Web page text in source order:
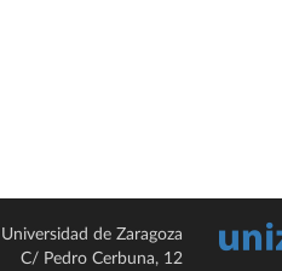
Universidad de Zaragoza
C/ Pedro Cerbuna, 12